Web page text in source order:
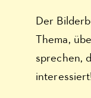
Der
Thema,
sprechen,